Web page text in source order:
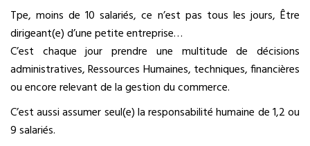
Tpe, moins de 10 salariés, ce n’est pas tous les jours, Être
dirigeant(e) d’une petite entreprise…
C’est chaque jour prendre une multitude de décisions
administratives, Ressources Humaines, techniques, financières
ou encore relevant de la gestion du commerce.
C’est aussi assumer seul(e) la responsabilité humaine de 1,2 ou
9 salariés.